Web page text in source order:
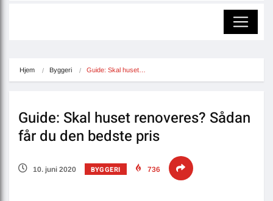
Hjem Byggeri Guide: Skal huset…
Guide: Skal huset renoveres? Sådan
får du den bedste pris
10. juni 2020 BYGGERI 736